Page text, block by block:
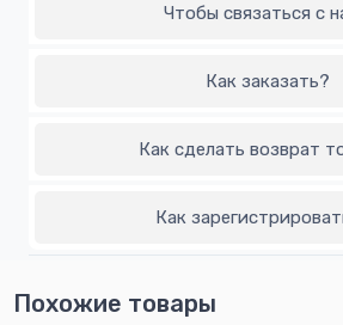
Чтобы связаться с
Как заказать?
Как сделать возврат
Как
Похожие товары